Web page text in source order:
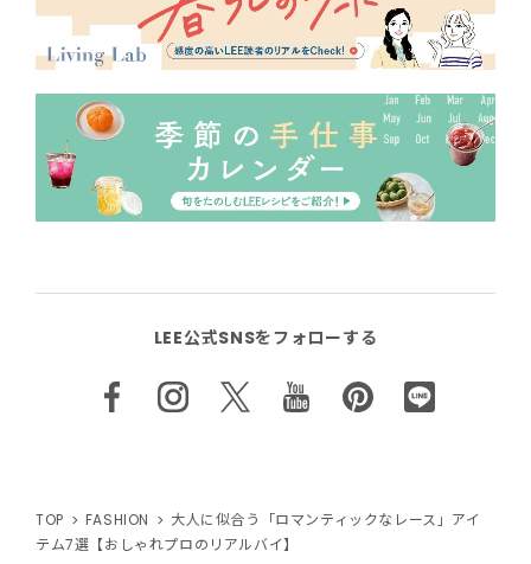
LEE公式SNSをフォローする
TOP FASHION
大人に似合う「ロマンティックなレース」アイ
テム7選【おしゃれプロのリアルバイ】